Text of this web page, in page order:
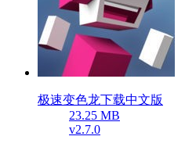
极速变色龙下载中文版
23.25 MB
v2.7.0